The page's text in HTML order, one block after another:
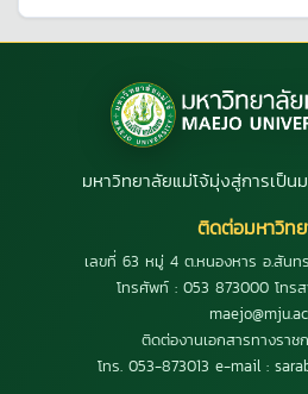
มหาวิทยาลัยแม่โจ้มุ่งสู่การเป็น
ติดต่อมหาวิท
เลขที่ 63 หมู่ 4 ต.หนองหาร อ.สันท
โทรศัพท์ : 053 873000 โทร
ติดต่องานเอกสารทางราช
โทร. 053-873013 e-mail :